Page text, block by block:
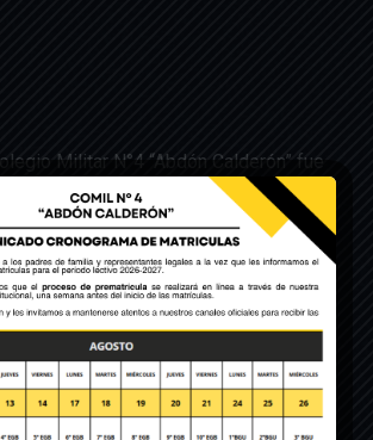
Militar N°4 “Abdón Calderón” fue
Ministerial de la Orden General
Quito el 22 de julio del año 1992 y
de Educación mediante
del 29 de julio de 1992.